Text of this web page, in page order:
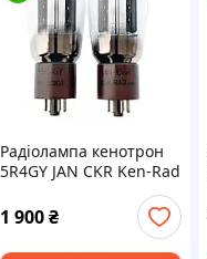
Радіолампа кенотрон
5R4GY JAN CKR Ken-Rad
(підібрана пара)
1 900 ₴